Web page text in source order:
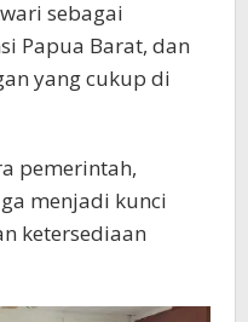
pertanian,
pendukung
penyediaan
memberikan
usaha tani,”